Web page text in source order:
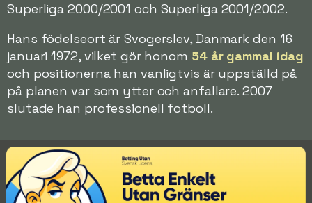
Superliga 2000/2001 och Superliga 2001/2002.
Hans födelseort är Svogerslev, Danmark den 16
januari 1972, vilket gör honom 54 år gammal idag
och positionerna han vanligtvis är uppställd på
på planen var som ytter och anfallare. 2007
slutade han professionell fotboll.